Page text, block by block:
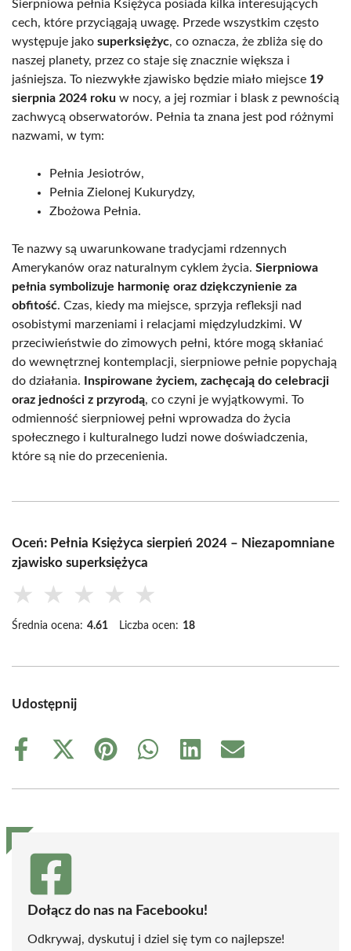
Sierpniowa pełnia Księżyca posiada kilka interesujących
cech, które przyciągają uwagę. Przede wszystkim często
występuje jako superksiężyc, co oznacza, że zbliża się do
naszej planety, przez co staje się znacznie większa i
jaśniejsza. To niezwykłe zjawisko będzie miało miejsce 19
sierpnia 2024 roku w nocy, a jej rozmiar i blask z pewnością
zachwycą obserwatorów. Pełnia ta znana jest pod różnymi
nazwami, w tym:
Pełnia Jesiotrów,
Pełnia Zielonej Kukurydzy,
Zbożowa Pełnia.
Te nazwy są uwarunkowane tradycjami rdzennych
Amerykanów oraz naturalnym cyklem życia. Sierpniowa
pełnia symbolizuje harmonię oraz dziękczynienie za
obfitość. Czas, kiedy ma miejsce, sprzyja refleksji nad
osobistymi marzeniami i relacjami międzyludzkimi. W
przeciwieństwie do zimowych pełni, które mogą skłaniać
do wewnętrznej kontemplacji, sierpniowe pełnie popychają
do działania.
Inspirowane życiem, zachęcają do celebracji
oraz jedności z przyrodą, co czyni je wyjątkowymi. To
odmienność sierpniowej pełni wprowadza do życia
społecznego i kulturalnego ludzi nowe doświadczenia,
które są nie do przecenienia.
Oceń: Pełnia Księżyca sierpień 2024 – Niezapomniane
zjawisko superksiężyca
★ ★ ★ ★ ★
Średnia ocena: 4.61 Liczba ocen: 18
Udostępnij
Share
Share
(Twitter)
Share
Share
Share
Share
Dołącz do nas na Facebooku!
Odkrywaj, dyskutuj i dziel się tym co najlepsze!